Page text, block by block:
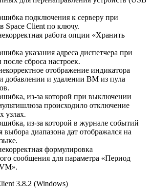
подключения к серверу при
Space Client по ключу.
работа опции «Хранить
указания адреса диспетчера при
сброса настроек.
отображение индикатора
добавлении и удалении ВМ из пула
из-за которой при выключении
происходило отключение
узлах.
из-за которой в журнале событий
выбора диапазона дат отображался на
формулировка
сообщения для параметра «Период
3.8.2 (Windows)